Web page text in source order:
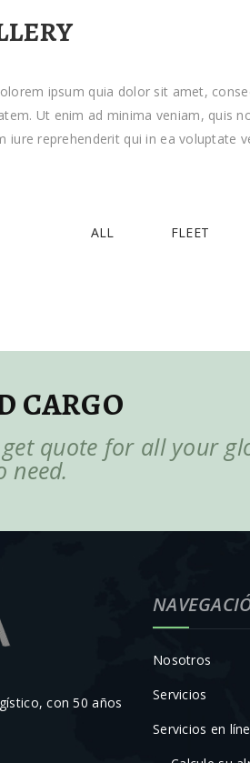
ipsum quia dolor sit amet,
Ut enim ad minima veniam, quis
iure reprehenderit qui in ea voluptate
ALL FLEET
CARGO
quote for all your
need.
con 50 años
Nosotros
Servicios
Servicios en